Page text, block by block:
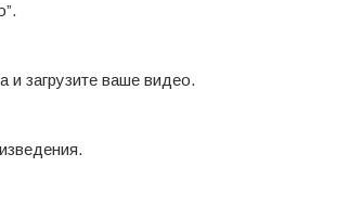
и загрузите ваше видео.